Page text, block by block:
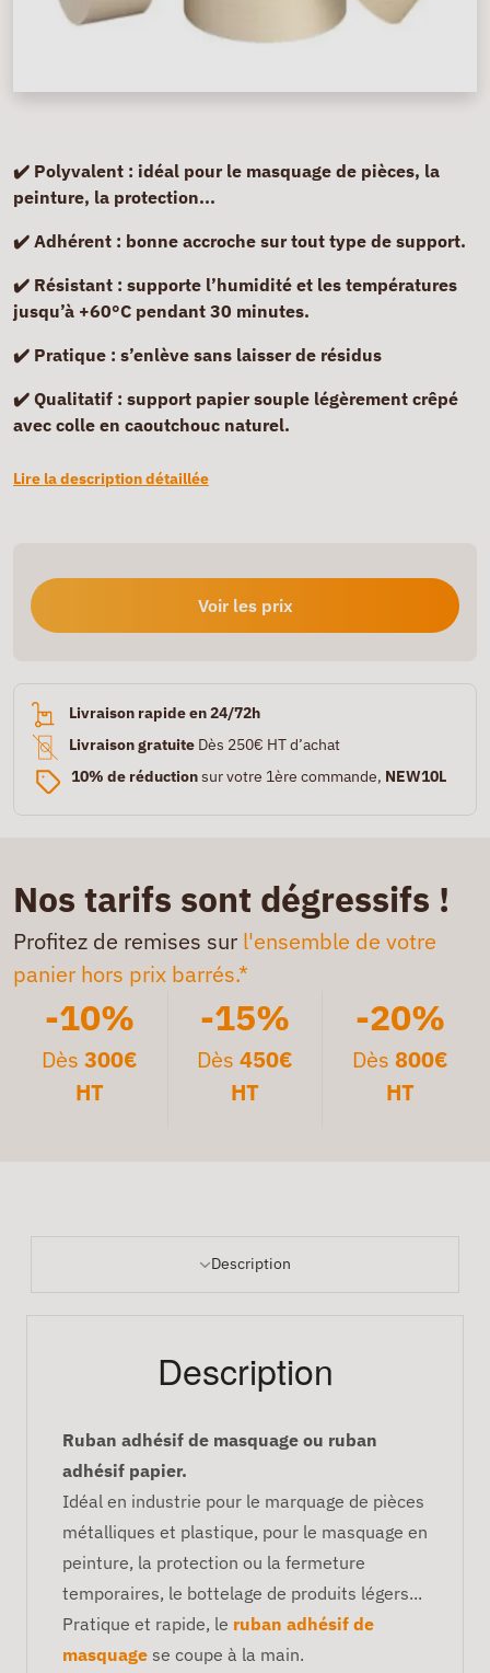
✔️ Polyvalent : idéal pour le masquage de pièces, la
peinture, la protection...
✔️ Adhérent : bonne accroche sur tout type de support.
✔️ Résistant : supporte l’humidité et les températures
jusqu’à +60°C pendant 30 minutes.
✔️ Pratique : s’enlève sans laisser de résidus
✔️ Qualitatif : support papier souple légèrement crêpé
avec colle en caoutchouc naturel.
Lire la description détaillée
Voir les prix
Livraison rapide en 24/72h
Livraison gratuite Dès 250€ HT d’achat
10% de réductionsur votre 1ère commande, NEW10L
Nos tarifs sont dégressifs !
Profitez de remises sur l'ensemble de votre
panier hors prix barrés.*
-10%
Dès300€
HT
-15%
Dès 450€
HT
-20%
Dès 800€
HT
Description
Description
Ruban adhésif de masquage ou ruban
adhésif papier.
Idéal en industrie pour le marquage de pièces
métalliques et plastique, pour le masquage en
peinture, la protection ou la fermeture
temporaires, le bottelage de produits légers...
Pratique et rapide, le ruban adhésif de
masquage se coupe à la main.